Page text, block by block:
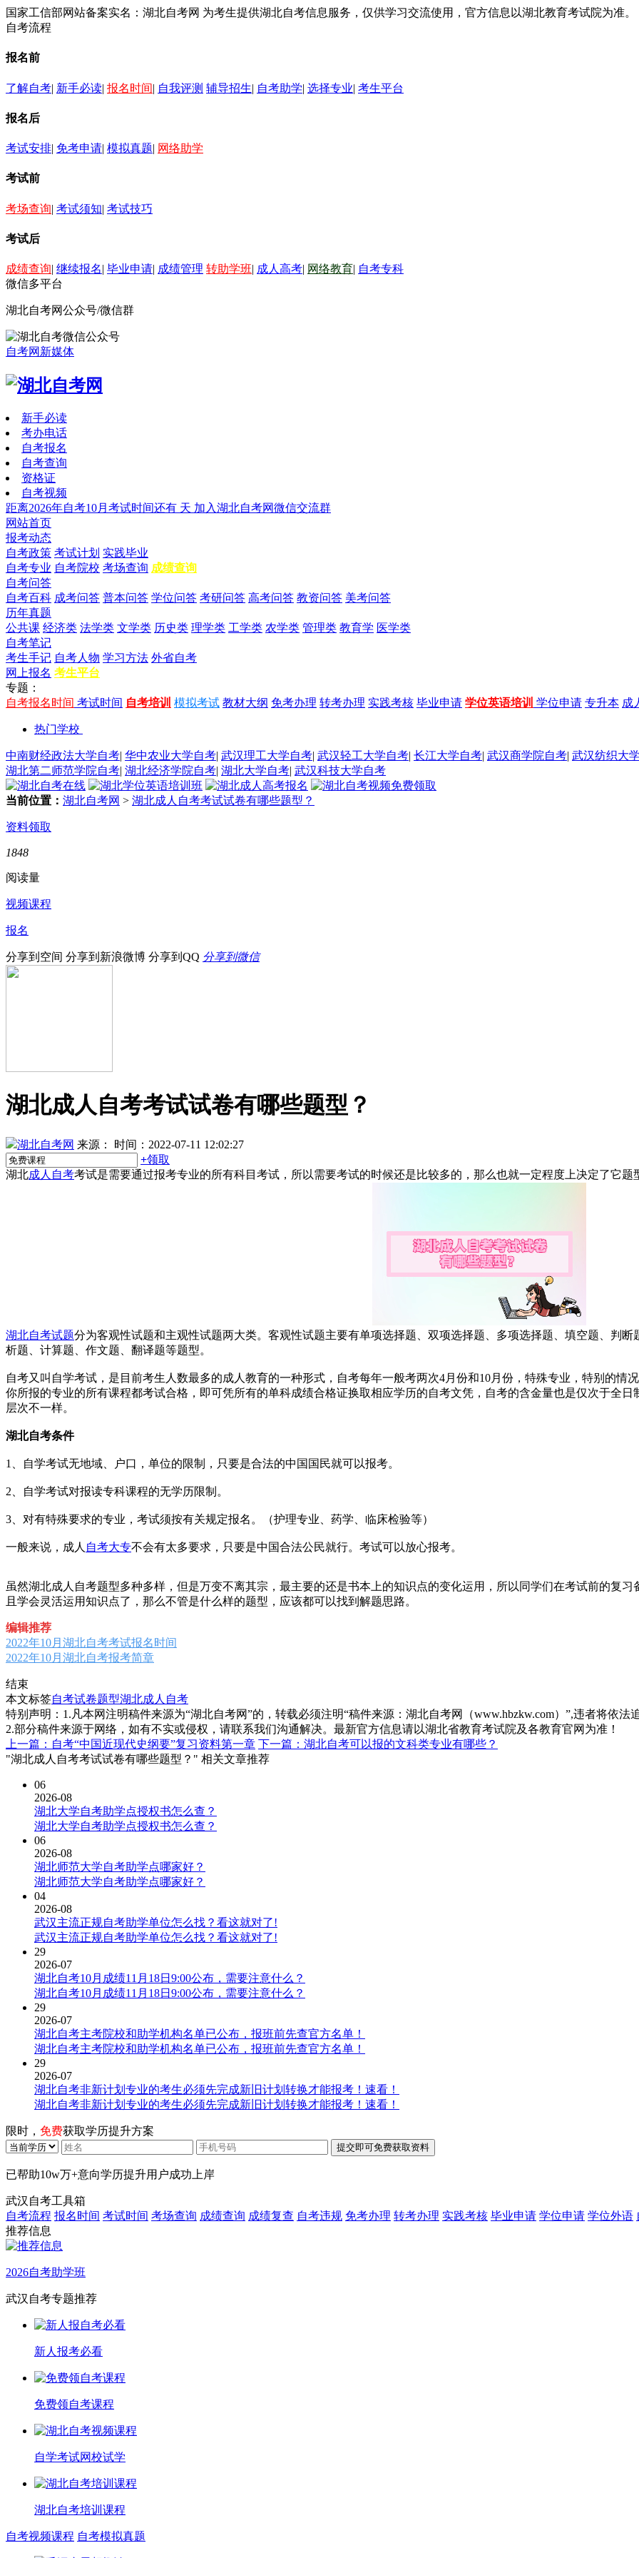
国家工信部网站备案实名：湖北自考网 为考生提供湖北自考信息服务，仅供学习交流使用，官方信息以湖北教育考试院为准。
自考流程
报名前
了解自考| 新手必读| 报名时间| 自我评测 辅导招生| 自考助学| 选择专业| 考生平台
报名后
考试安排| 免考申请| 模拟真题| 网络助学
考试前
考场查询| 考试须知| 考试技巧
考试后
成绩查询| 继续报名| 毕业申请| 成绩管理 转助学班| 成人高考| 网络教育| 自考专科
微信多平台
湖北自考网公众号/微信群
自考网新媒体
新手必读
考办电话
自考报名
自考查询
资格证
自考视频
距离2026年自考10月考试时间还有 天 加入湖北自考网微信交流群
网站首页
报考动态
自考政策 考试计划 实践毕业
自考专业 自考院校 考场查询 成绩查询
自考问答
自考百科 成考问答 普本问答 学位问答 考研问答 高考问答 教资问答 美考问答
历年真题
公共课 经济类 法学类 文学类 历史类 理学类 工学类 农学类 管理类 教育学 医学类
自考笔记
考生手记 自考人物 学习方法 外省自考
网上报名 考生平台
专题：
自考报名时间 考试时间 自考培训 模拟考试 教材大纲 免考办理 转考办理 实践考核 毕业申请 学位英语培训 学位申请 专升本 成
热门学校
中南财经政法大学自考| 华中农业大学自考| 武汉理工大学自考| 武汉轻工大学自考| 长江大学自考| 武汉商学院自考| 武汉纺织大
湖北第二师范学院自考| 湖北经济学院自考| 湖北大学自考| 武汉科技大学自考
当前位置： 湖北自考网 > 湖北成人自考考试试卷有哪些题型？
资料领取
1848
阅读量
视频课程
报名
分享到空间 分享到新浪微博 分享到QQ 分享到微信
湖北成人自考考试试卷有哪些题型？
湖北自考网 来源：
时间：2022-07-11 12:02:27
+领取
湖北成人自考考试是需要通过报考专业的所有科目考试，所以需要考试的时候还是比较多的，那么也就一定程度上决定了它题
湖北自考试题分为客观性试题和主观性试题两大类。客观性试题主要有单项选择题、双项选择题、多项选择题、填空题、判
析题、计算题、作文题、翻译题等题型。
自考又叫自学考试，是目前考生人数最多的成人教育的一种形式，自考每年一般考两次4月份和10月份，特殊专业，特别的情
你所报的专业的所有课程都考试合格，即可凭所有的单科成绩合格证换取相应学历的自考文凭，自考的含金量也是仅次于全
层次不一样。
湖北自考条件
1、自学考试无地域、户口，单位的限制，只要是合法的中国国民就可以报考。
2、自学考试对报读专科课程的无学历限制。
3、对有特殊要求的专业，考试须按有关规定报名。（护理专业、药学、临床检验等）
一般来说，成人 自考大专不会有太多要求，只要是中国合法公民就行。考试可以放心报考。
虽然湖北成人自考题型多种多样，但是万变不离其宗，最主要的还是书本上的知识点的变化运用，所以同学们在考试前的复
且学会灵活运用知识点了，那么不管是什么样的题型，应该都可以找到解题思路。
编辑推荐
2022年10月湖北自考考试报名时间
2022年10月湖北自考报考简章
结束
本文标签自考试卷题型湖北成人自考
特别声明：1.凡本网注明稿件来源为“湖北自考网”的，转载必须注明“稿件来源：湖北自考网（www.hbzkw.com）”,违者将依法
2.部分稿件来源于网络，如有不实或侵权，请联系我们沟通解决。最新官方信息请以湖北省教育考试院及各教育官网为准！
上一篇：自考“中国近现代史纲要”复习资料第一章 下一篇：湖北自考可以报的文科类专业有哪些？
"湖北成人自考考试试卷有哪些题型？" 相关文章推荐
06
2026-08
湖北大学自考助学点授权书怎么查？
湖北大学自考助学点授权书怎么查？
06
2026-08
湖北师范大学自考助学点哪家好？
湖北师范大学自考助学点哪家好？
04
2026-08
武汉主流正规自考助学单位怎么找？看这就对了!
武汉主流正规自考助学单位怎么找？看这就对了!
29
2026-07
湖北自考10月成绩11月18日9:00公布，需要注意什么？
湖北自考10月成绩11月18日9:00公布，需要注意什么？
29
2026-07
湖北自考主考院校和助学机构名单已公布，报班前先查官方名单！
湖北自考主考院校和助学机构名单已公布，报班前先查官方名单！
29
2026-07
湖北自考非新计划专业的考生必须先完成新旧计划转换才能报考！速看！
湖北自考非新计划专业的考生必须先完成新旧计划转换才能报考！速看！
限时， 免费获取学历提升方案
已帮助10w万+意向学历提升用户成功上岸
武汉自考工具箱
自考流程 报名时间 考试时间 考场查询 成绩查询 成绩复查 自考违规 免考办理 转考办理 实践考核 毕业申请 学位申请 学位外语
推荐信息
2026自考助学班
武汉自考专题推荐
新人报考必看
免费领自考课程
自学考试网校试学
湖北自考培训课程
自考视频课程 自考模拟真题